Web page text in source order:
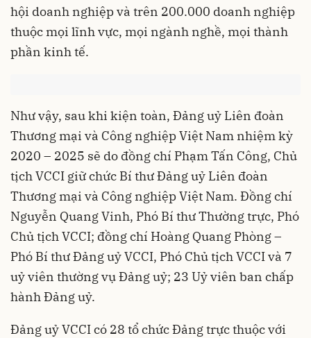
hội doanh nghiệp và trên 200.000 doanh nghiệp
thuộc mọi lĩnh vực, mọi ngành nghề, mọi thành
phần kinh tế.
Như vậy, sau khi kiện toàn, Đảng uỷ Liên đoàn
Thương mại và Công nghiệp Việt Nam nhiệm kỳ
2020 – 2025 sẽ do đồng chí Phạm Tấn Công, Chủ
tịch VCCI giữ chức Bí thư Đảng uỷ Liên đoàn
Thương mại và Công nghiệp Việt Nam. Đồng chí
Nguyễn Quang Vinh, Phó Bí thư Thường trực, Phó
Chủ tịch VCCI; đồng chí Hoàng Quang Phòng –
Phó Bí thư Đảng uỷ VCCI, Phó Chủ tịch VCCI và 7
uỷ viên thường vụ Đảng uỷ; 23 Uỷ viên ban chấp
hành Đảng uỷ.
Đảng uỷ VCCI có 28 tổ chức Đảng trực thuộc với